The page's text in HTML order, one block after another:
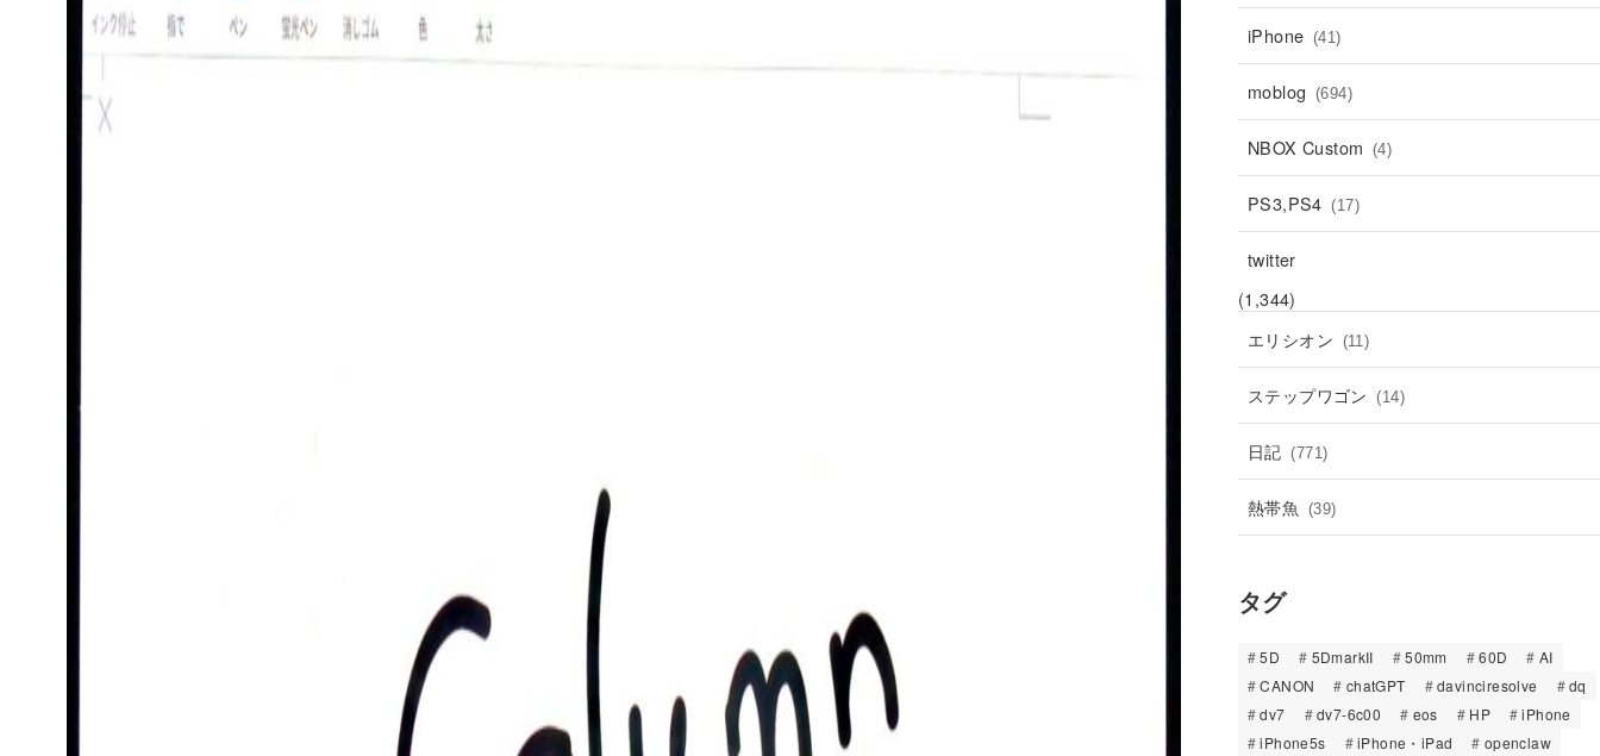
iPhone (41)
moblog (694)
NBOX Custom (4)
PS3,PS4 (17)
twitter
(1,344)
エリシオン (11)
ステップワゴン (14)
日記 (771)
熱帯魚 (39)
タグ
5D 5DmarkII 50mm 60D
AI
CANON
chatGPT davinciresolve
dq
dv7
dv7-6c00 eos HP
iPhone
iPhone5s
iPhone・iPad
openclaw